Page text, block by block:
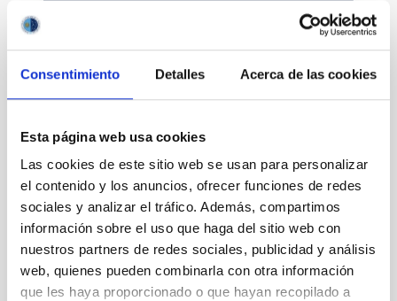
Consentimiento Detalles Acerca de las cookies
Esta página web usa cookies
Las cookies de este sitio web se usan para personalizar
el contenido y los anuncios, ofrecer funciones de redes
sociales y analizar el tráfico. Además, compartimos
información sobre el uso que haga del sitio web con
nuestros partners de redes sociales, publicidad y análisis
web, quienes pueden combinarla con otra información
que les haya proporcionado o que hayan recopilado a
Divulgación
Movilidad